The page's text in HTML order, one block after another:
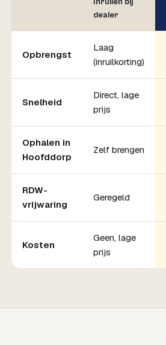
dealer
Opbrengst
Laag
(inruilkorting)
Snelheid
Direct, lage
prijs
Ophalen in
Hoofddorp
Zelf brengen
RDW-
vrijwaring
Geregeld
Kosten
Geen, lage
prijs